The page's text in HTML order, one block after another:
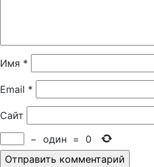
Имя *
Email *
Сайт
− один = 0